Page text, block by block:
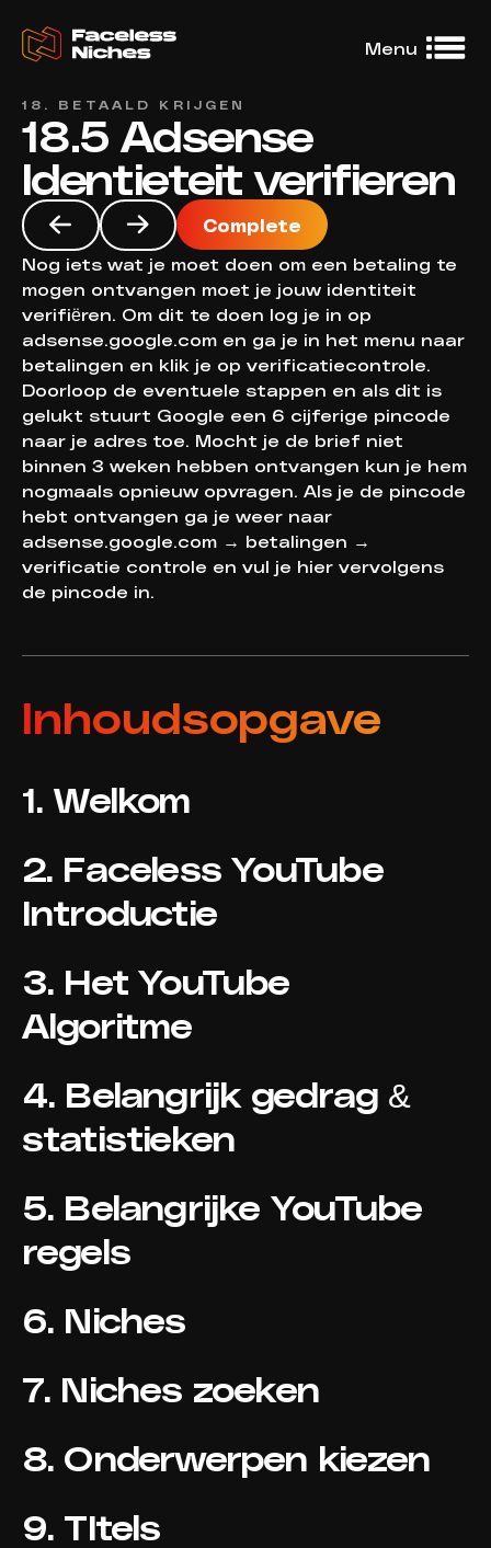
Dashboard
No access
DFY niches
No access
Niche Treasury
No access
Learning
Community
Menu
18. BETAALD KRIJGEN
18.5 Adsense
Identieteit verifieren
Complete
Nog iets wat je moet doen om een betaling te
mogen ontvangen moet je jouw identiteit
verifiëren. Om dit te doen log je in op
adsense.google.com en ga je in het menu naar
betalingen en klik je op verificatiecontrole.
Doorloop de eventuele stappen en als dit is
gelukt stuurt Google een 6 cijferige pincode
naar je adres toe. Mocht je de brief niet
binnen 3 weken hebben ontvangen kun je hem
nogmaals opnieuw opvragen. Als je de pincode
hebt ontvangen ga je weer naar
adsense.google.com → betalingen →
verificatie controle en vul je hier vervolgens
de pincode in.
Inhoudsopgave
1. Welkom
2. Faceless YouTube
Introductie
3. Het YouTube
Algoritme
4. Belangrijk gedrag &
statistieken
5. Belangrijke YouTube
regels
6. Niches
7. Niches zoeken
8. Onderwerpen kiezen
9. TItels